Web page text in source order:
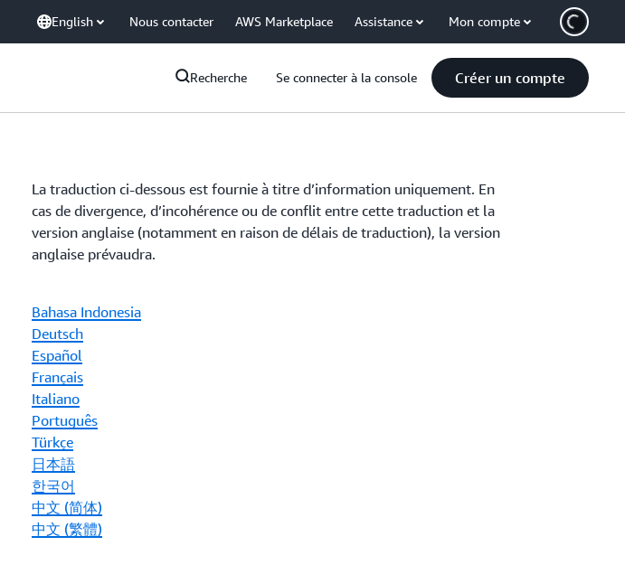
English Nous contacter AWS Marketplace Assistance Mon compte
Recherche Se connecter à la console Créer un compte
La traduction ci-dessous est fournie à titre d’information uniquement. En
cas de divergence, d’incohérence ou de conflit entre cette traduction et la
version anglaise (notamment en raison de délais de traduction), la version
anglaise prévaudra.
Bahasa Indonesia
Deutsch
Español
Français
Italiano
Português
Türkçe
日本語
한국어
中文 (简体)
中文 (繁體)